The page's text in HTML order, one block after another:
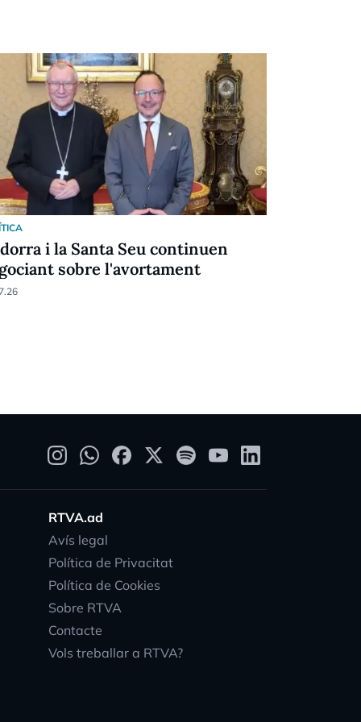
i la Santa Seu continuen
sobre l'avortament
RTVA.ad
Avís legal
Política de Privacitat
Política de Cookies
Sobre RTVA
Contacte
Vols treballar a RTVA?